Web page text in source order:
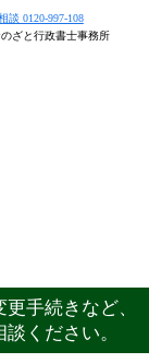
ざと行政書士事務所
手続きなど、
ください。